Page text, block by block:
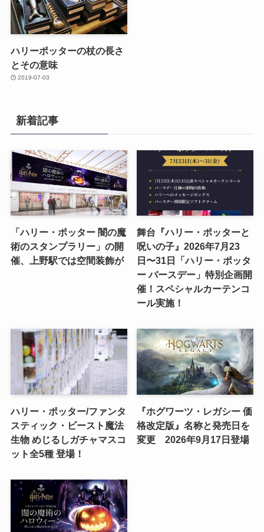
ハリーポッターの杖の長さ
とその意味
2019-07-03
新着記事
「ハリー・ポッター 闇の魔
術のスタンプラリー」の開
催、上野駅では空間装飾が
舞台『ハリー・ポッターと
呪いの子』2026年7月23
日〜31日「ハリー・ポッタ
ー バースデー」特別企画開
催！スペシャルカーテンコ
ール実施！
ハリー・ポッター/ファンタ
スティック・ビースト魔法
生物 めじるしガチャマスコ
ット全5種 登場！
『ホグワーツ・レガシー 価
格改定版』名称と発売日を
変更 2026年9月17日登場